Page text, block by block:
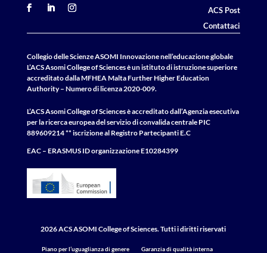
ACS Post
Contattaci
Collegio delle Scienze ASOMI Innovazione nell’educazione globale
L’ACS Asomi College of Sciences è un istituto di istruzione superiore
accreditato dalla MFHEA Malta Further Higher Education
Authority – Numero di licenza 2020-009.
L’ACS Asomi College of Sciences è accreditato dall’Agenzia esecutiva
per la ricerca europea del servizio di convalida centrale PIC
889609214 ** iscrizione al Registro Partecipanti E.C
EAC – ERASMUS IDorganizzazione E10284399
2026 ACS ASOMI College of Sciences. Tutti i diritti riservati
Piano per l’uguaglianza di genere Garanzia di qualità interna